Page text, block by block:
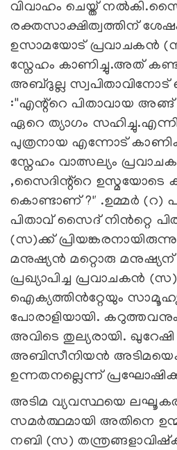
വിവാഹം ചെയ്ത്
രക്തസാക്ഷിത്വത്തിന്
ഉസാമയോട് പ്രവാചകൻ
സ്നേഹം കാണിച്ചു.അത്
അബ്ദുല്ല സ്വപിതാവിനോട്
:''എന്റ്റെ പിതാവായ അങ്ങ്
ഏറെ ത്യാഗം
പുത്രനായ എന്നോട്
സ്നേഹം വാത്സല്യം
,സൈദിന്റ്റെ ഉസ്മയോടെ
കൊണ്ടാണ് ?" .ഉമ്മർ (റ)
പിതാവ് സൈദ് നിൻറ്റെ
(സ)ക്ക്
മനുഷ്യൻ മറ്റൊരു മനുഷ്യന്
പ്രഖ്യാപിച്ച പ്രവാചകൻ
ഐക്യത്തിൻറ്റേയും
പോരാളിയായി.
അവിടെ തുല്യരായി.
അബിസീനിയൻ
ഉന്നതനല്ലെന്ന്
അടിമ വ്യവസ്ഥയെ
സമർത്ഥമായി അതിനെ
നബി (സ)